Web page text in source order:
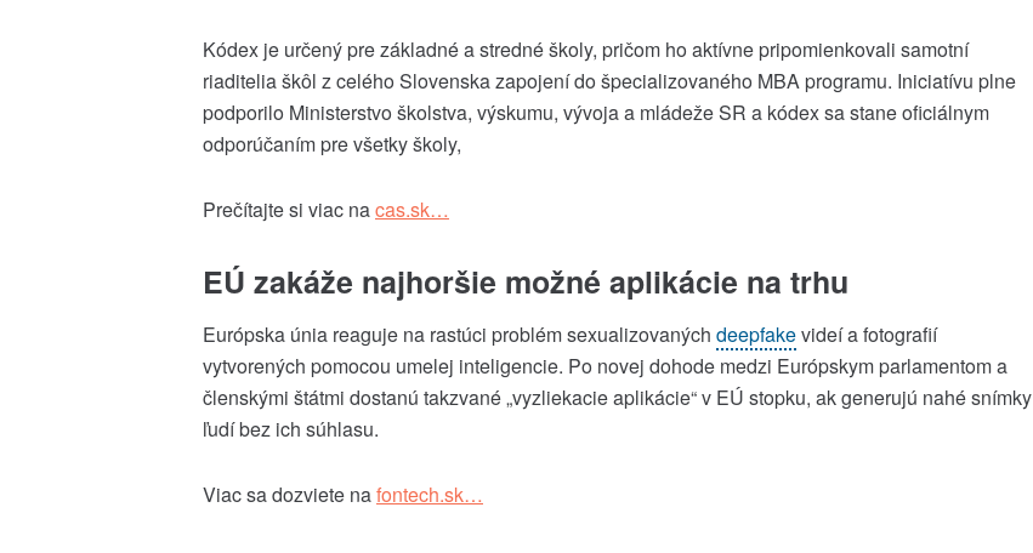
Kódex je určený pre základné a stredné školy, pričom ho aktívne pripomienkovali samotní
riaditelia škôl z celého Slovenska zapojení do špecializovaného MBA programu. Iniciatívu plne
podporilo Ministerstvo školstva, výskumu, vývoja a mládeže SR a kódex sa stane oficiálnym
odporúčaním pre všetky školy,
Prečítajte si viac nacas.sk…
EÚ zakáže najhoršie možné aplikácie na trhu
Európska únia reaguje na rastúci problém sexualizovaných deepfakevideí a fotografií
vytvorených pomocou umelej inteligencie. Po novej dohode medzi Európskym parlamentom a
členskými štátmi dostanú takzvané „vyzliekacie aplikácie“ v EÚ stopku, ak generujú nahé snímky
ľudí bez ich súhlasu.
Viac sa dozviete nafontech.sk…